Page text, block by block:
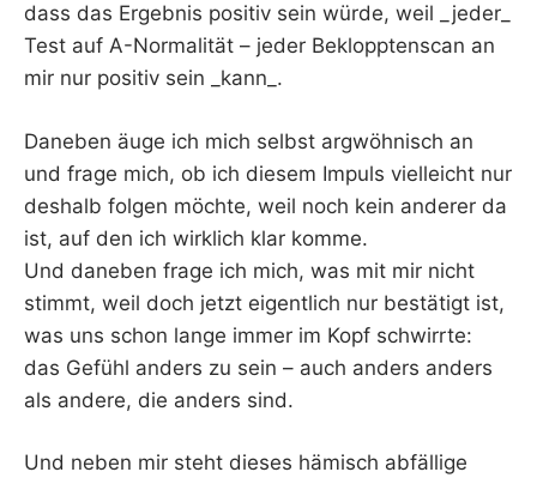
dass das Ergebnis positiv sein würde, weil _jeder_
Test auf A-Normalität – jeder Beklopptenscan an
mir nur positiv sein _kann_.
Daneben äuge ich mich selbst argwöhnisch an
und frage mich, ob ich diesem Impuls vielleicht nur
deshalb folgen möchte, weil noch kein anderer da
ist, auf den ich wirklich klar komme.
Und daneben frage ich mich, was mit mir nicht
stimmt, weil doch jetzt eigentlich nur bestätigt ist,
was uns schon lange immer im Kopf schwirrte:
das Gefühl anders zu sein – auch anders anders
als andere, die anders sind.
Und neben mir steht dieses hämisch abfällige